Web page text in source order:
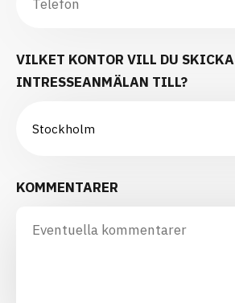
VILKET KONTOR VILL DU SKICKA
INTRESSEANMÄLAN TILL?
KOMMENTARER